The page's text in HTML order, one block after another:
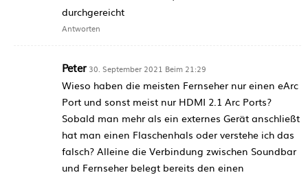
durchgereicht
Antworten
Peter 30. September 2021 Beim 21:29
Wieso haben die meisten Fernseher nur einen eArc
Port und sonst meist nur HDMI 2.1 Arc Ports?
Sobald man mehr als ein externes Gerät anschließt
hat man einen Flaschenhals oder verstehe ich das
falsch? Alleine die Verbindung zwischen Soundbar
und Fernseher belegt bereits den einen